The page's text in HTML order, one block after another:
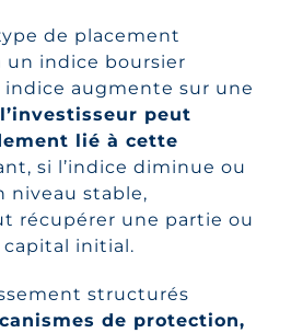
de placement
un indice boursier
indice augmente sur une
l’investisseur peut
lié à cette
si l’indice diminue ou
niveau stable,
récupérer une partie ou
capital initial.
structurés
de protection,